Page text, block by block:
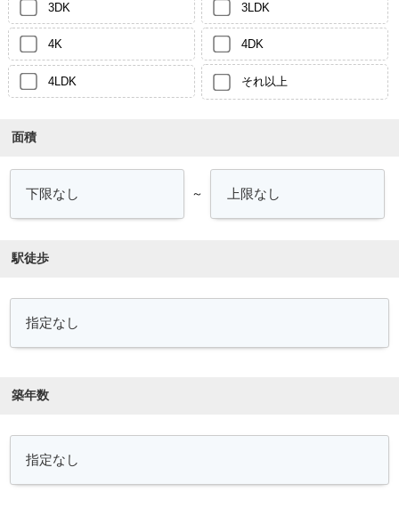
3DK 3LDK
4K 4DK
4LDK それ以上
面積
～
駅徒歩
築年数